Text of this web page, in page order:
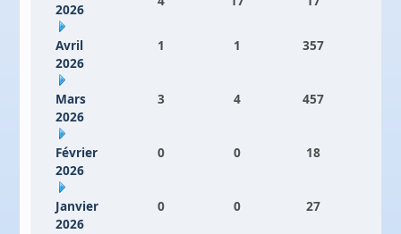
2026
Avril
2026
1 1 357
Mars
2026
3 4 457
Février
2026
0 0 18
Janvier
2026
0 0 27